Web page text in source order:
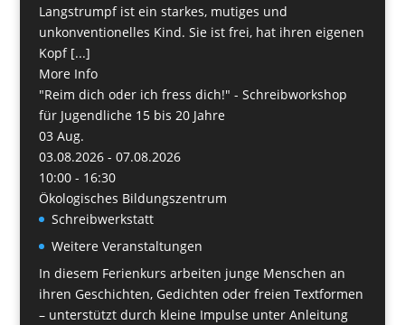
Langstrumpf ist ein starkes, mutiges und
unkonventionelles Kind. Sie ist frei, hat ihren eigenen
Kopf [...]
More Info
"Reim dich oder ich fress dich!" - Schreibworkshop
für Jugendliche 15 bis 20 Jahre
03 Aug.
03.08.2026 - 07.08.2026
10:00 - 16:30
Ökologisches Bildungszentrum
Schreibwerkstatt
Weitere Veranstaltungen
In diesem Ferienkurs arbeiten junge Menschen an
ihren Geschichten, Gedichten oder freien Textformen
– unterstützt durch kleine Impulse unter Anleitung